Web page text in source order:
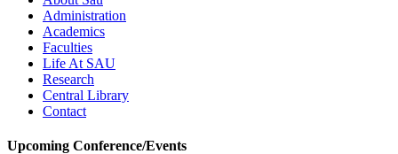
Administration
Academics
Faculties
Life At SAU
Research
Central Library
Contact
Upcoming Conference/Events